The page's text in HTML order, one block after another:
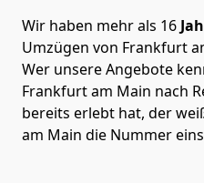
Wir haben mehr als 16
Umzügen von Frankfurt
Wer unsere Angebote
Frankfurt am Main nach
bereits erlebt hat, der
am Main die Nummer